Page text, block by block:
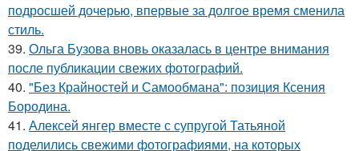
подросшей дочерью, впервые за долгое время сменила
стиль.
39. Ольга Бузова вновь оказалась в центре внимания
после публикации свежих фотографий.
40. "Без Крайностей и Самообмана": позиция Ксения
Бородина.
41. Алексей янгер вместе с супругой Татьяной
поделились свежими фотографиями, на которых